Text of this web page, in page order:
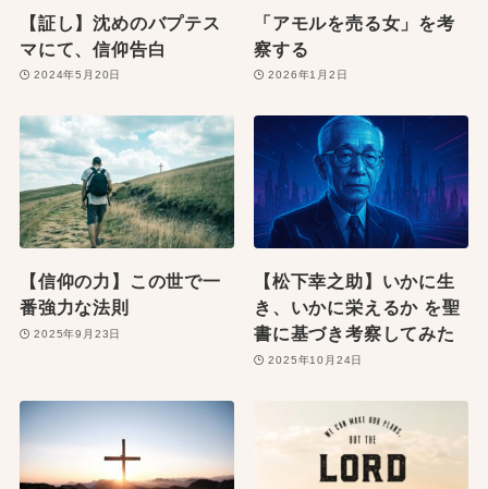
【証し】沈めのバプテス
マにて、信仰告白
2024年5月20日
「アモルを売る女」を考
察する
2026年1月2日
【信仰の力】この世で一
番強力な法則
2025年9月23日
【松下幸之助】いかに生
き、いかに栄えるか を聖
書に基づき考察してみた
2025年10月24日